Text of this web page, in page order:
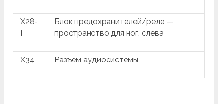
X28-
I
Блок предохранителей/реле —
пространство для ног, слева
X34 Разъем аудиосистемы